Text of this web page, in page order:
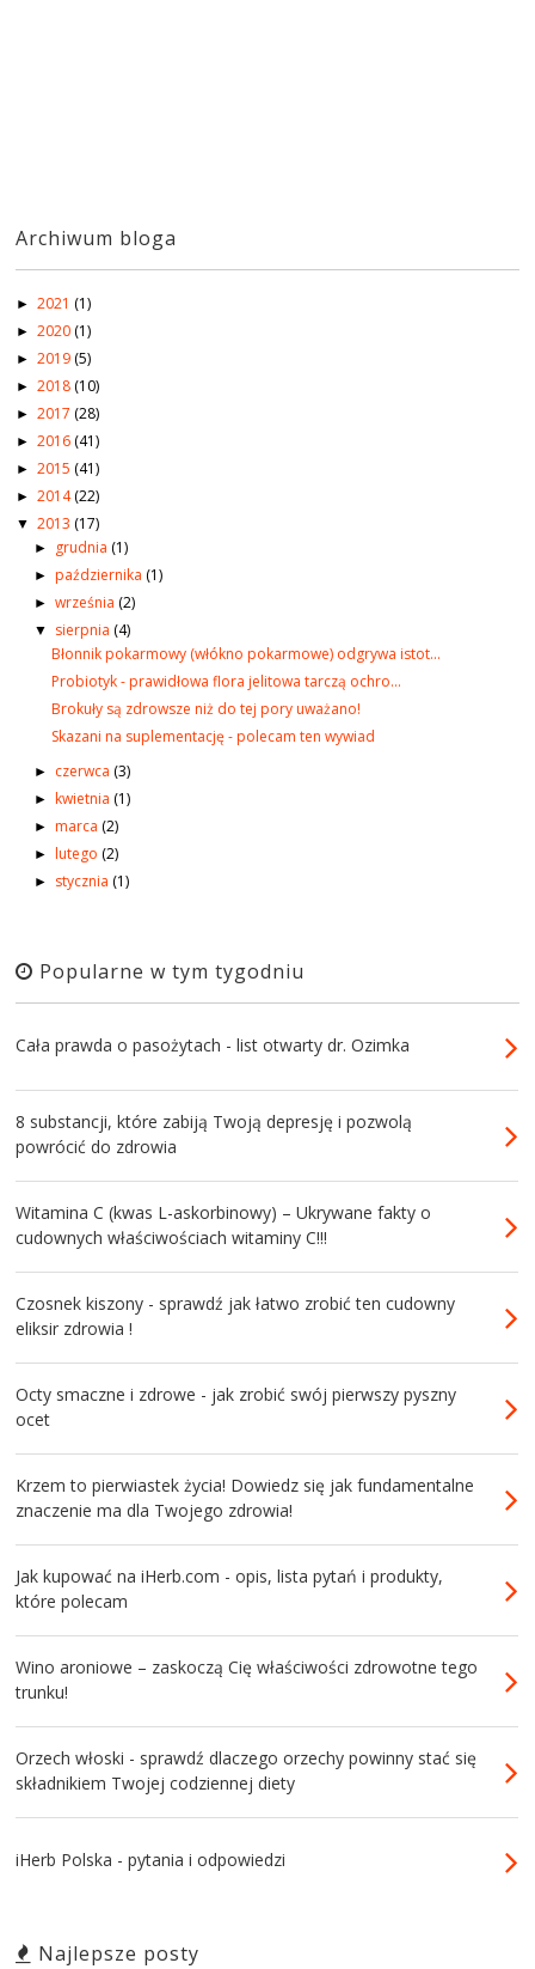
Archiwum bloga
►2021 (1)
►2020 (1)
►2019 (5)
►2018 (10)
►2017 (28)
►2016 (41)
►2015 (41)
►2014(22)
▼2013 (17)
► grudnia (1)
► października (1)
► września (2)
▼ sierpnia (4)
Błonnik pokarmowy (włókno pokarmowe) odgrywa istot...
Probiotyk - prawidłowa flora jelitowa tarczą ochro...
Brokuły są zdrowsze niż do tej pory uważano!
Skazani na suplementację - polecam ten wywiad
► czerwca (3)
► kwietnia (1)
► marca (2)
► lutego (2)
► stycznia (1)
Popularne w tym tygodniu
Cała prawda o pasożytach - list otwarty dr. Ozimka
8 substancji, które zabiją Twoją depresję i pozwolą
powrócić do zdrowia
Witamina C (kwas L-askorbinowy) – Ukrywane fakty o
cudownych właściwościach witaminy C!!!
Czosnek kiszony - sprawdź jak łatwo zrobić ten cudowny
eliksir zdrowia !
Octy smaczne i zdrowe - jak zrobić swój pierwszy pyszny
ocet
Krzem to pierwiastek życia! Dowiedz się jak fundamentalne
znaczenie ma dla Twojego zdrowia!
Jak kupować na iHerb.com - opis, lista pytań i produkty,
które polecam
Wino aroniowe – zaskoczą Cię właściwości zdrowotne tego
trunku!
Orzech włoski - sprawdź dlaczego orzechy powinny stać się
składnikiem Twojej codziennej diety
iHerb Polska - pytania i odpowiedzi
Najlepsze posty